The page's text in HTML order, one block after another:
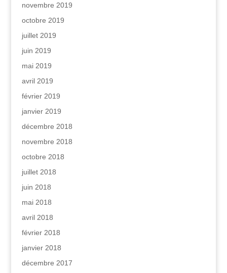
novembre 2019
octobre 2019
juillet 2019
juin 2019
mai 2019
avril 2019
février 2019
janvier 2019
décembre 2018
novembre 2018
octobre 2018
juillet 2018
juin 2018
mai 2018
avril 2018
février 2018
janvier 2018
décembre 2017